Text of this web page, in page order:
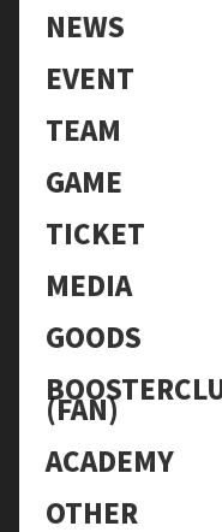
NEWS
EVENT
TEAM
GAME
TICKET
MEDIA
GOODS
(FAN)
ACADEMY
OTHER